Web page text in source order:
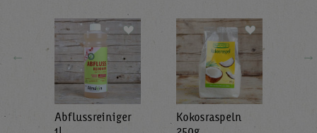
←
Abflussreiniger
Kokosraspeln
→